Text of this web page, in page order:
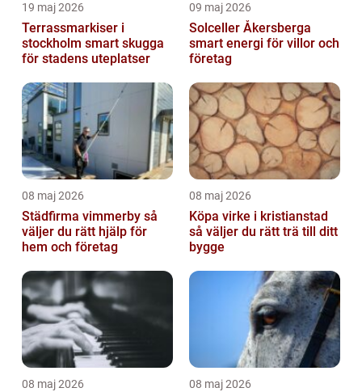
19 maj 2026
Terrassmarkiser i
stockholm smart skugga
för stadens uteplatser
09 maj 2026
Solceller Åkersberga
smart energi för villor och
företag
08 maj 2026
Städfirma vimmerby så
väljer du rätt hjälp för
hem och företag
08 maj 2026
Köpa virke i kristianstad
så väljer du rätt trä till ditt
bygge
08 maj 2026 08 maj 2026